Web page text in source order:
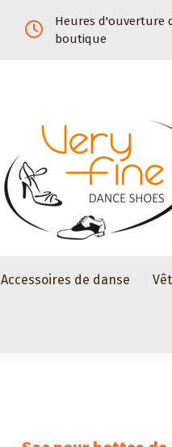
Heures d'ouverture
boutique
Accessoires de danse